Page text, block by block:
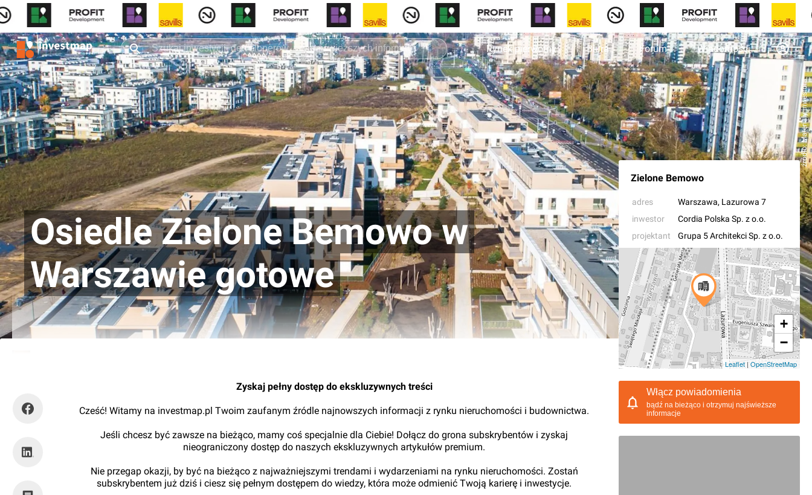
Rynek pierwotny Biura Forum Wiadomości
źródło: Materiały inwestora
Osiedle Zielone Bemowo w
Warszawie gotowe
Zielone Bemowo
adres Warszawa, Lazurowa 7
inwestor
Cordia Polska Sp. z o.o.
projektant
Grupa 5 Architekci Sp. z o.o.
+
−
Leaflet| OpenStreetMap
Zyskaj pełny dostęp do ekskluzywnych treści
Cześć! Witamy na investmap.pl Twoim zaufanym źródle najnowszych informacji z rynku nieruchomości i budownictwa.
Jeśli chcesz być zawsze na bieżąco, mamy coś specjalnie dla Ciebie! Dołącz do grona subskrybentów i zyskaj
nieograniczony dostęp do naszych ekskluzywnych artykułów premium.
Nie przegap okazji, by być na bieżąco z najważniejszymi trendami i wydarzeniami na rynku nieruchomości. Zostań
subskrybentem już dziś i ciesz się pełnym dostępem do wiedzy, która może odmienić Twoją karierę i inwestycje.
Włącz powiadomienia
bądź na bieżąco i otrzymuj najświeższe
informacje